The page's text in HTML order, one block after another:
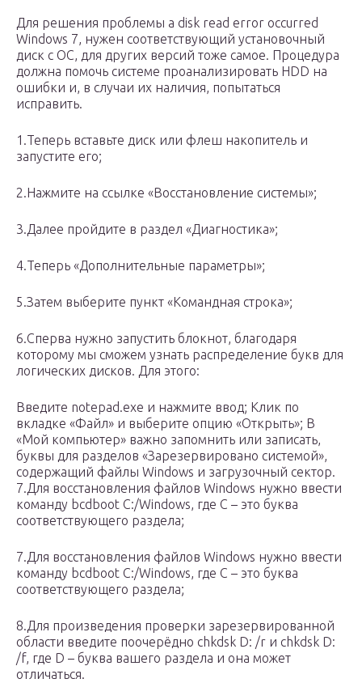
Для решения проблемы a disk read error occurred
Windows 7, нужен соответствующий установочный
диск с ОС, для других версий тоже самое. Процедура
должна помочь системе проанализировать HDD на
ошибки и, в случаи их наличия, попытаться
исправить.
1.Теперь вставьте диск или флеш накопитель и
запустите его;
2.Нажмите на ссылке «Восстановление системы»;
3.Далее пройдите в раздел «Диагностика»;
4.Теперь «Дополнительные параметры»;
5.Затем выберите пункт «Командная строка»;
6.Сперва нужно запустить блокнот, благодаря
которому мы сможем узнать распределение букв для
логических дисков. Для этого:
Введите notepad.exe и нажмите ввод; Клик по
вкладке «Файл» и выберите опцию «Открыть»; В
«Мой компьютер» важно запомнить или записать,
буквы для разделов «Зарезервировано системой»,
содержащий файлы Windows и загрузочный сектор.
7.Для восстановления файлов Windows нужно ввести
команду bcdboot С:/Windows, где C – это буква
соответствующего раздела;
7.Для восстановления файлов Windows нужно ввести
команду bcdboot С:/Windows, где C – это буква
соответствующего раздела;
8.Для произведения проверки зарезервированной
области введите поочерёдно chkdsk D: /r и chkdsk D:
/f, где D – буква вашего раздела и она может
отличаться.